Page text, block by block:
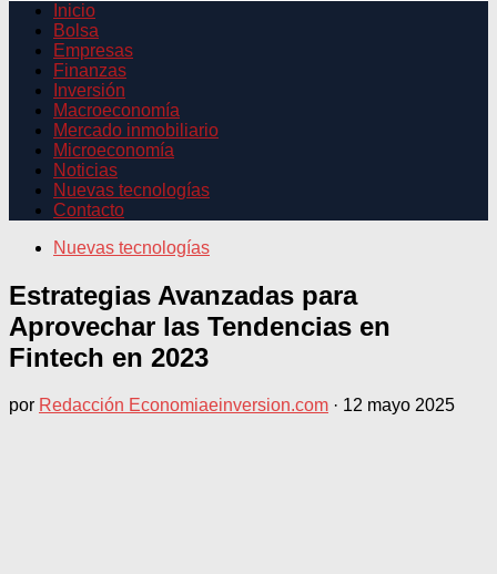
Inicio
Bolsa
Empresas
Finanzas
Inversión
Macroeconomía
Mercado inmobiliario
Microeconomía
Noticias
Nuevas tecnologías
Contacto
Nuevas tecnologías
Estrategias Avanzadas para
Aprovechar las Tendencias en
Fintech en 2023
por Redacción Economiaeinversion.com · 12 mayo 2025